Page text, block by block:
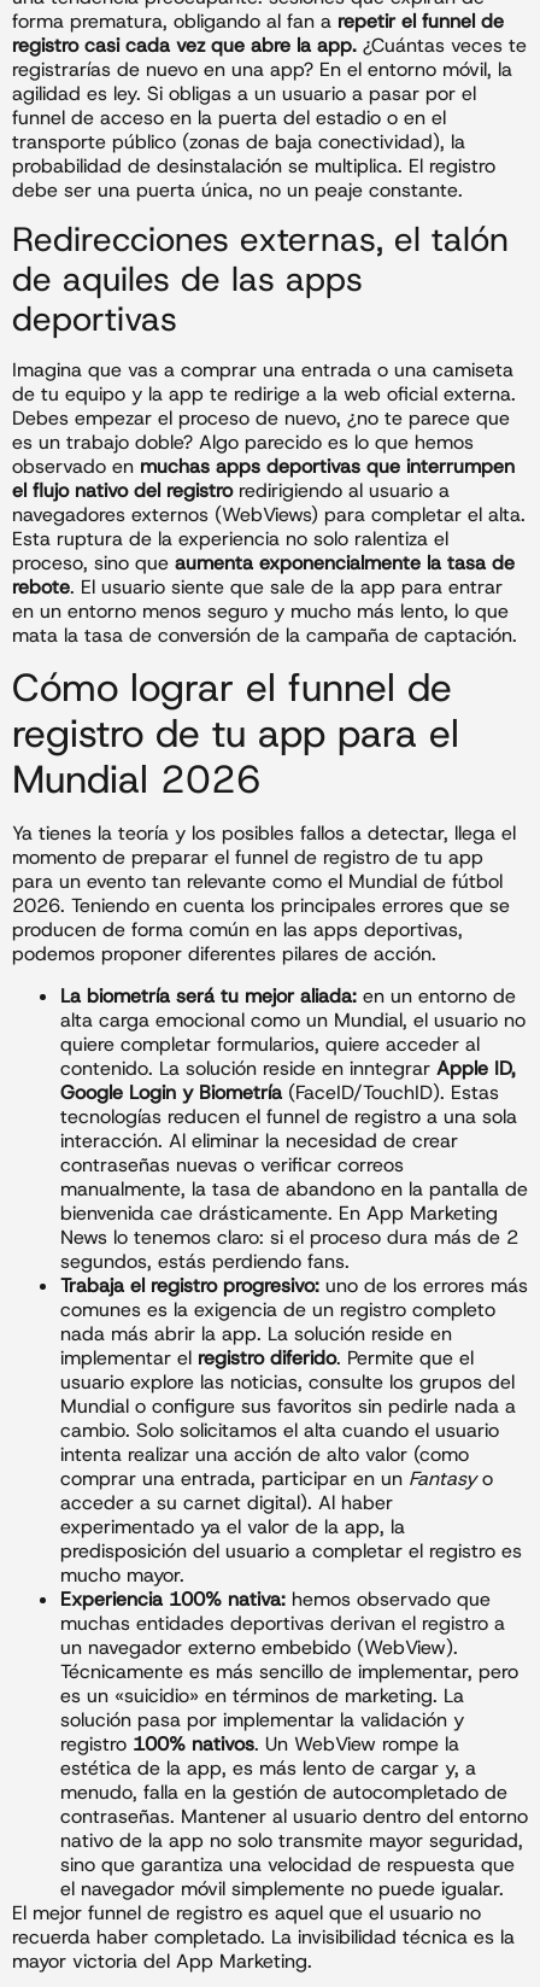
forma prematura, obligando al fan a repetir el funnel de
registro casi cada vez que abre la app. ¿Cuántas veces te
registrarías de nuevo en una app? En el entorno móvil, la
agilidad es ley. Si obligas a un usuario a pasar por el
funnel de acceso en la puerta del estadio o en el
transporte público (zonas de baja conectividad), la
probabilidad de desinstalación se multiplica. El registro
debe ser una puerta única, no un peaje constante.
Redirecciones externas, el talón
de aquiles de las apps
deportivas
Imagina que vas a comprar una entrada o una camiseta
de tu equipo y la app te redirige a la web oficial externa.
Debes empezar el proceso de nuevo, ¿no te parece que
es un trabajo doble? Algo parecido es lo que hemos
observado en muchas apps deportivas que interrumpen
el flujo nativo del registroredirigiendo al usuario a
navegadores externos (WebViews) para completar el alta.
Esta ruptura de la experiencia no solo ralentiza el
proceso, sino que aumenta exponencialmente la tasa de
rebote. El usuario siente que sale de la app para entrar
en un entorno menos seguro y mucho más lento, lo que
mata la tasa de conversión de la campaña de captación.
Cómo lograr el funnel de
registro de tu app para el
Mundial 2026
Ya tienes la teoría y los posibles fallos a detectar, llega el
momento de preparar el funnel de registro de tu app
para un evento tan relevante como el Mundial de fútbol
2026. Teniendo en cuenta los principales errores que se
producen de forma común en las apps deportivas,
podemos proponer diferentes pilares de acción.
La biometría será tu mejor aliada: en un entorno de
alta carga emocional como un Mundial, el usuario no
quiere completar formularios, quiere acceder al
contenido. La solución reside en inntegrar Apple ID,
Google Login y Biometría (FaceID/TouchID). Estas
tecnologías reducen el funnel de registro a una sola
interacción. Al eliminar la necesidad de crear
contraseñas nuevas o verificar correos
manualmente, la tasa de abandono en la pantalla de
bienvenida cae drásticamente. En App Marketing
News lo tenemos claro: si el proceso dura más de 2
segundos, estás perdiendo fans.
Trabaja el registro progresivo: uno de los errores más
comunes es la exigencia de un registro completo
nada más abrir la app. La solución reside en
implementar el registro diferido. Permite que el
usuario explore las noticias, consulte los grupos del
Mundial o configure sus favoritos sin pedirle nada a
cambio. Solo solicitamos el alta cuando el usuario
intenta realizar una acción de alto valor (como
comprar una entrada, participar en un Fantasyo
acceder a su carnet digital). Al haber
experimentado ya el valor de la app, la
predisposición del usuario a completar el registro es
mucho mayor.
Experiencia 100% nativa: hemos observado que
muchas entidades deportivas derivan el registro a
un navegador externo embebido (WebView).
Técnicamente es más sencillo de implementar, pero
es un «suicidio» en términos de marketing. La
solución pasa por implementar la validación y
registro 100% nativos. Un WebView rompe la
estética de la app, es más lento de cargar y, a
menudo, falla en la gestión de autocompletado de
contraseñas. Mantener al usuario dentro del entorno
nativo de la app no solo transmite mayor seguridad,
sino que garantiza una velocidad de respuesta que
el navegador móvil simplemente no puede igualar.
El mejor funnel de registro es aquel que el usuario no
recuerda haber completado. La invisibilidad técnica es la
mayor victoria del App Marketing.